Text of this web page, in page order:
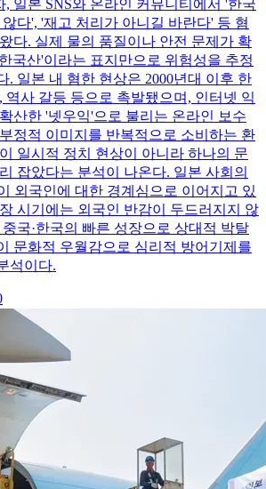
, 일본 SNS와 온라인 커뮤니티에서 '한국
다', '재고 처리가 아니길 바란다' 등 혐
다. 실제 물의 품질이나 안전 문제가 확
국산'이라는 표지만으로 위험성을 추정
. 일본 내 혐한 현상은 2000년대 이후 한
역사 갈등 등으로 촉발됐으며, 인터넷 익
산한 '넷우익'으로 불리는 온라인 보수
정적 이미지를 반복적으로 소비하는 환
일시적 정치 현상이 아니라 하나의 문
잡았다는 분석이 나온다. 일본 사회의
외국인에 대한 경계심으로 이어지고 있
시기에는 외국인 반감이 두드러지지 않
국·한국의 빠른 성장으로 상대적 박탈
문화적 우월감으로 심리적 방어기제를
석이다.